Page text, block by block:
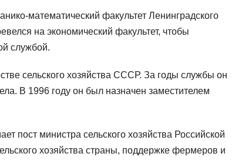
математический факультет Ленинградского
на экономический факультет, чтобы
службой.
сельского хозяйства СССР. За годы службы он
В 1996 году он был назначен заместителем
пост министра сельского хозяйства Российской
хозяйства страны, поддержке фермеров и